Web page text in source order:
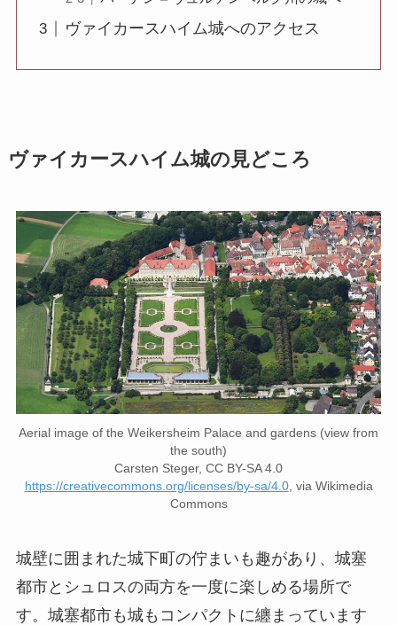
ヴァイカースハイム城へのアクセス
ヴァイカースハイム城の見どころ
Aerial image of the Weikersheim Palace and gardens (view from
the south)
Carsten Steger, CC BY-SA 4.0
https://creativecommons.org/licenses/by-sa/4.0, via Wikimedia
Commons
城壁に囲まれた城下町の佇まいも趣があり、城塞
都市とシュロスの両方を一度に楽しめる場所で
す。城塞都市も城もコンパクトに纏まっています